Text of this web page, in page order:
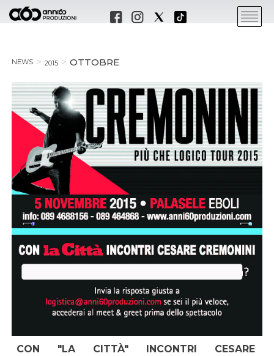
NEWS 2015 OTTOBRE
CON "LA CITTÀ" INCONTRI CESARE